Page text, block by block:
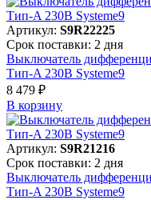
Артикул: S9R22225
Срок поставки: 2 дня
Выключатель
Тип-A 230В Systeme9
8 479 ₽
В корзинy
Артикул: S9R21216
Срок поставки: 2 дня
Выключатель
Тип-A 230В Systeme9